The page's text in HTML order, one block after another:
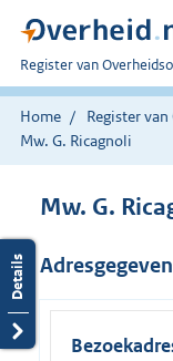
U
bent
nu
hier:
Register van
Home Register
Mw. G. Ricagnoli
Mw. G.